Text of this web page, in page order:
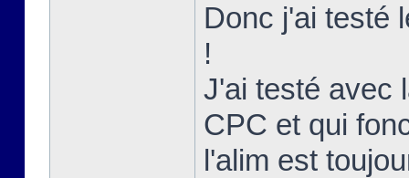
Donc j'ai testé
!
J'ai testé avec
CPC et qui
l'alim est